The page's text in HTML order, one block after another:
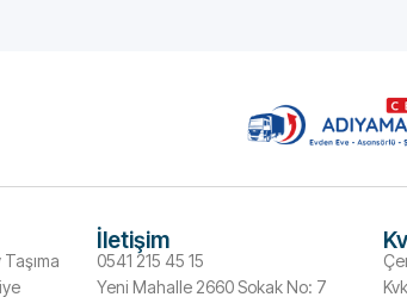
İletişim
0541 215 45 15
Yeni Mahalle 2660 Sokak No: 7